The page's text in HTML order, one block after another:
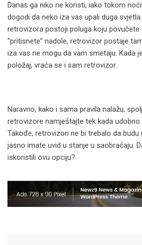
Danas ga niko ne koristi, iako tokom
dogodi da neko iza vas upali duga
retrovizora postoji poluga koju povučete
“pritisnete” nadole, retrovizor postaje
iza vas ne mogu da vam smetaju. Kada
položaj, vraća se i sam retrovizor.
Naravno, kako i sama pravila nalažu,
retrovizore namještajte tek kada
Takođe, retrovizori ne bi trebalo da budu
jasno imate uvid u stanje u saobraćaju.
iskoristili ovu opciju?